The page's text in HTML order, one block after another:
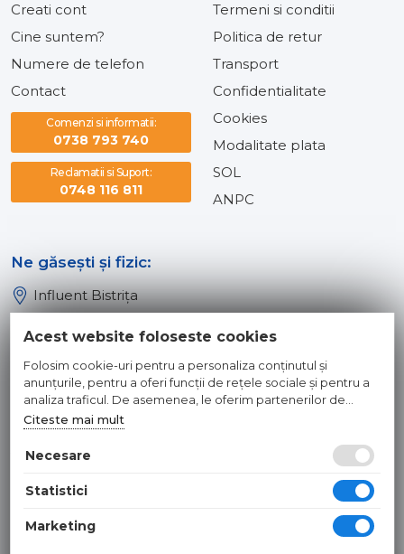
Creati cont
Cine suntem?
Numere de telefon
Contact
Comenzi si informatii:
0738 793 740
Reclamatii si Suport:
0748 116 811
Termeni si conditii
Politica de retur
Transport
Confidentialitate
Cookies
Modalitate plata
SOL
ANPC
Ne găsești și fizic:
Influent Bistrița
Influent Dej
© 2026 INFLUENT SRL
Toate preturile sunt exprimate in lei si includ tva. Ofertele sunt
Hosted byNameBox
Acest website foloseste cookies
Folosim cookie-uri pentru a personaliza conținutul și
anunțurile, pentru a oferi funcții de rețele sociale și pentru a
analiza traficul. De asemenea, le oferim partenerilor de
rețele sociale, de publicitate și de analize informații cu privire
la modul în care folosiți site-ul nostru. Aceștia le pot combina
cu alte informații oferite de dvs. sau culese în urma folosirii
Citeste mai mult
Necesare
Statistici
Marketing